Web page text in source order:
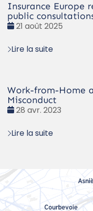
Insurance Europe
public
Date
21 août 2025
Lire la suite
Work-from-Home
Misconduct
Date
28 avr. 2023
Lire la suite